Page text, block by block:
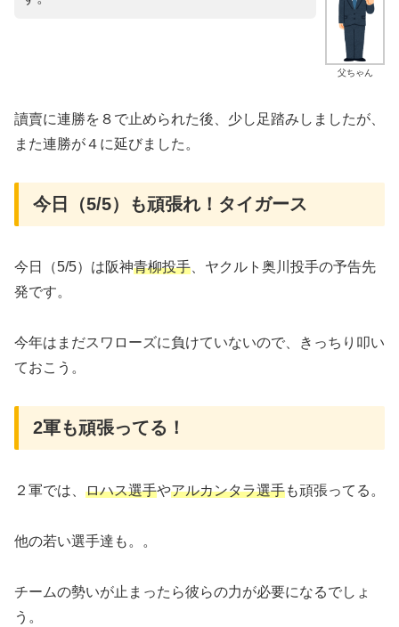
父ちゃん
讀賣に連勝を８で止められた後、少し足踏みしましたが、
また連勝が４に延びました。
今日（5/5）も頑張れ！タイガース
今日（5/5）は阪神青柳投手 、ヤクルト奥川投手の予告先
発です。
今年はまだスワローズに負けていないので、きっちり叩い
ておこう。
2軍も頑張ってる！
２軍では、 ロハス選手やアルカンタラ選手も頑張ってる。
他の若い選手達も。。
チームの勢いが止まったら彼らの力が必要になるでしょ
う。